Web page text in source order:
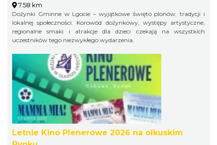
7.58 km
Dożynki Gminne w Lgocie – wyjątkowe święto plonów, tradycji i
lokalnej społeczności. Korowód dożynkowy, występy artystyczne,
regionalne smaki i atrakcje dla dzieci czekają na wszystkich
uczestników tego niezwykłego wydarzenia.
Letnie Kino Plenerowe 2026 na olkuskim